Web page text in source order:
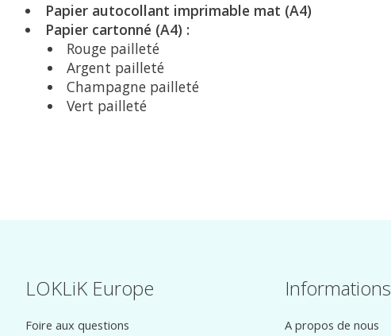
Papier autocollant imprimable mat (A4)
Papier cartonné (A4) :
Rouge pailleté
Argent pailleté
Champagne pailleté
Vert pailleté
LOKLiK Europe
Foire aux questions
Informations
A propos de nous